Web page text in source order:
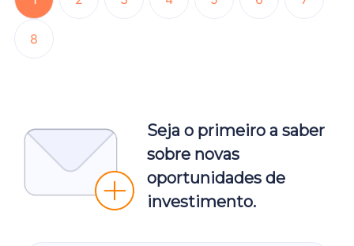
8
Seja o primeiro a saber
sobre novas
oportunidades de
investimento.